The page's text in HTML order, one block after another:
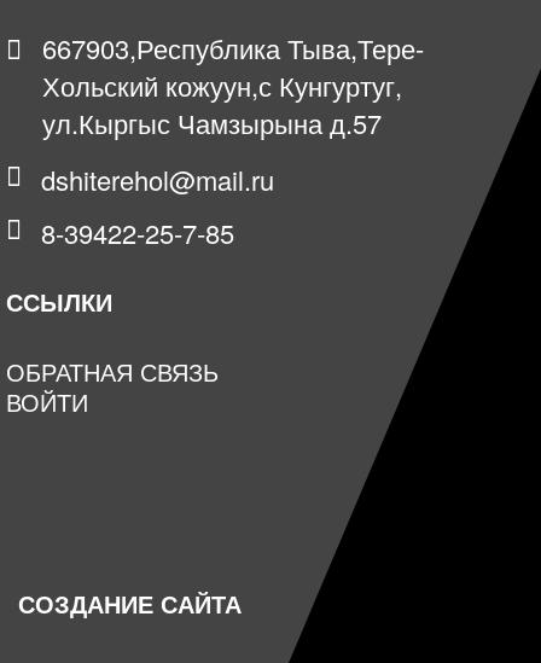
667903,Республика Тыва,Тере-
Хольский кожуун,с Кунгуртуг,
ул.Кыргыс Чамзырына д.57
dshiterehol@mail.ru
8-39422-25-7-85
ССЫЛКИ
ОБРАТНАЯ СВЯЗЬ
ВОЙТИ
СОЗДАНИЕ САЙТА